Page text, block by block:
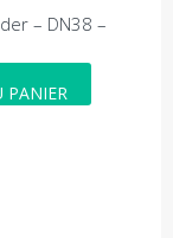
– DN38 –
PANIER